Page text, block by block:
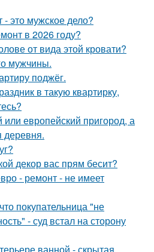
- это мужское дело?
в 2026 году?
от вида этой кровати?
мужчины.
поджёг.
в такую квартирку,
европейский пригород, а
деревня.
декор вас прям бесит?
- ремонт - не имеет
покупательница "не
- суд встал на сторону
ванной - скрытая